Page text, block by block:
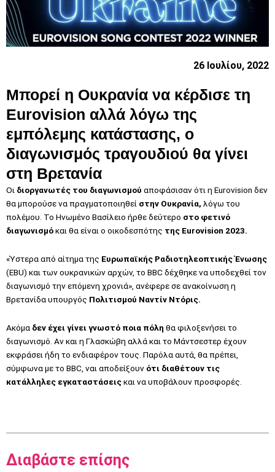
26 Ιουλίου, 2022
Μπορεί η Ουκρανία να κέρδισε τη
Eurovision αλλά λόγω της
εμπόλεμης κατάστασης, ο
διαγωνισμός τραγουδιού θα γίνει
στη Βρετανία
Οι διοργανωτές του διαγωνισμού αποφάσισαν ότι η Eurovision δεν
θα μπορούσε να πραγματοποιηθεί στην Ουκρανία, λόγω του
πολέμου. Το Ηνωμένο Βασίλειο ήρθε δεύτερο στο φετινό
διαγωνισμόκαι θα είναι ο οικοδεσπότης της Eurovision 2023.
«Ύστερα από αίτημα της Ευρωπαϊκής Ραδιοτηλεοπτικής Ένωσης
(EBU) και των ουκρανικών αρχών, το BBC δέχθηκε να υποδεχθεί τον
διαγωνισμό την επόμενη χρονιά», ανέφερε σε ανακοίνωση η
Βρετανίδα υπουργός Πολιτισμού Ναντίν Ντόρις.
Ακόμα δεν έχει γίνει γνωστό ποια πόλη θα φιλοξενήσει το
διαγωνισμό. Αν και η Γλασκώβη αλλά και το Μάντσεστερ έχουν
εκφράσει ήδη το ενδιαφέρον τους. Παρόλα αυτά, θα πρέπει,
σύμφωνα με το BBC, ναι αποδείξουν ότι διαθέτουν τις
κατάλληλες εγκαταστάσειςκαι να υποβάλουν προσφορές.
Διαβάστε επίσης